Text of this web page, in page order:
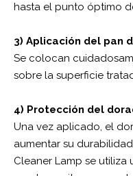
hasta el punto óptimo
3) Aplicación del pan
Se colocan
sobre la superficie
4) Protección del
Una vez aplicado, el
aumentar su
Cleaner Lamp se utiliza